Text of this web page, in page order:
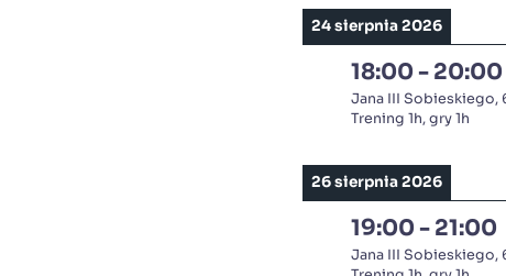
24 sierpnia 2026
18:00 - 20:00
Jana III Sobieskiego,
Trening 1h, gry 1h
26 sierpnia 2026
19:00 - 21:00
Jana III Sobieskiego,